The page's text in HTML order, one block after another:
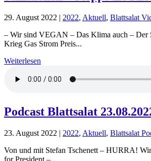
29. August 2022 | 2022, Aktuell, Blattsalat
– Wir sind VEGAN – Das Klima auch – Der
Krieg Gas Strom Preis...
Weiterlesen
Podcast Blattsalat
23. August 2022 | 2022, Aktuell, Blattsalat
Von und mit Stefan Tschenett – HURRA!
for President –...